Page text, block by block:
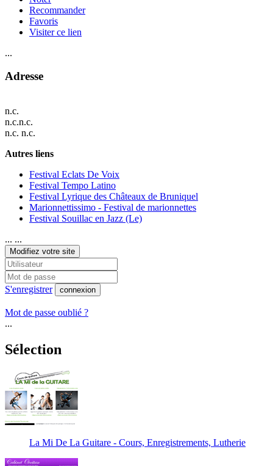
Recommander
Favoris
Visiter ce lien
...
Adresse
n.c.
n.c.n.c.
n.c. n.c.
Autres liens
Festival Eclats De Voix
Festival Tempo Latino
Festival Lyrique des Châteaux de Bruniquel
Marionnettissimo - Festival de marionnettes
Festival Souillac en Jazz (Le)
... ...
Modifiez votre site
S'enregistrer connexion
Mot de passe oublié ?
...
Sélection
La Mi De La Guitare - Cours, Enregistrements, Lutherie